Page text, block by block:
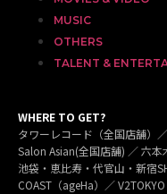
MUSIC
OTHERS
TALENT &
WHERE TO GET?
タワーレコード（全国店舗）
Salon Asian(全国店舗) ／ 六
池袋・恵比寿・代官山・新宿
COAST（ageHa）／